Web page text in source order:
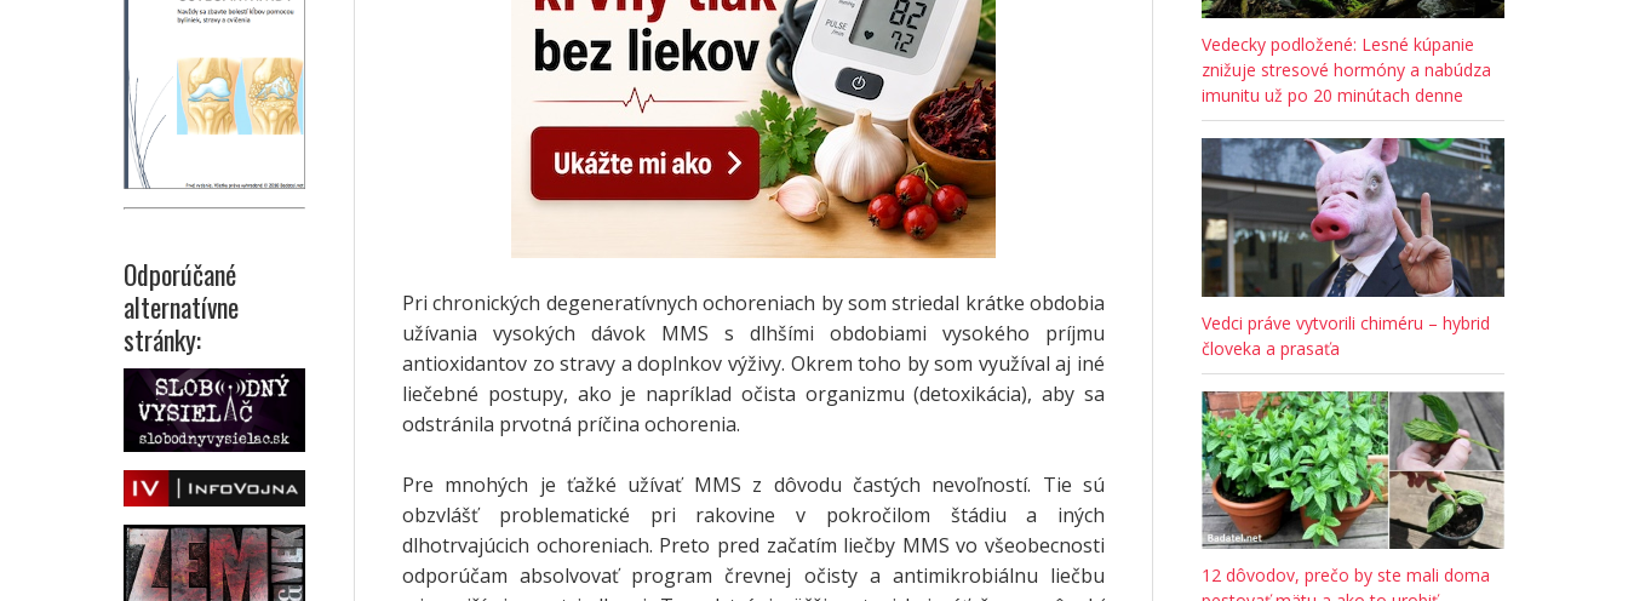
Pri chronických degeneratívnych ochoreniach by som striedal krátke obdobia
užívania vysokých dávok MMS s dlhšími obdobiami vysokého príjmu
antioxidantov zo stravy a doplnkov výživy. Okrem toho by som využíval aj iné
liečebné postupy, ako je napríklad očista organizmu (detoxikácia), aby sa
odstránila prvotná príčina ochorenia.
Pre mnohých je ťažké užívať MMS z dôvodu častých nevoľností. Tie sú
obzvlášť problematické pri rakovine v pokročilom štádiu a iných
dlhotrvajúcich ochoreniach. Preto pred začatím liečby MMS vo všeobecnosti
odporúčam absolvovať program črevnej očisty a antimikrobiálnu liečbu
Vedecky podložené: Lesné kúpanie
znižuje stresové hormóny a nabúdza
imunitu už po 20 minútach denne
Vedci práve vytvorili chiméru – hybrid
človeka a prasaťa
12 dôvodov, prečo by ste mali doma
Odporúčané
alternatívne
stránky: